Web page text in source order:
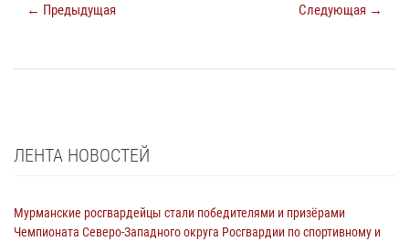
← Предыдущая Следующая →
ЛЕНТА НОВОСТЕЙ
Мурманские росгвардейцы стали победителями и призёрами
Чемпионата Северо-Западного округа Росгвардии по спортивному и